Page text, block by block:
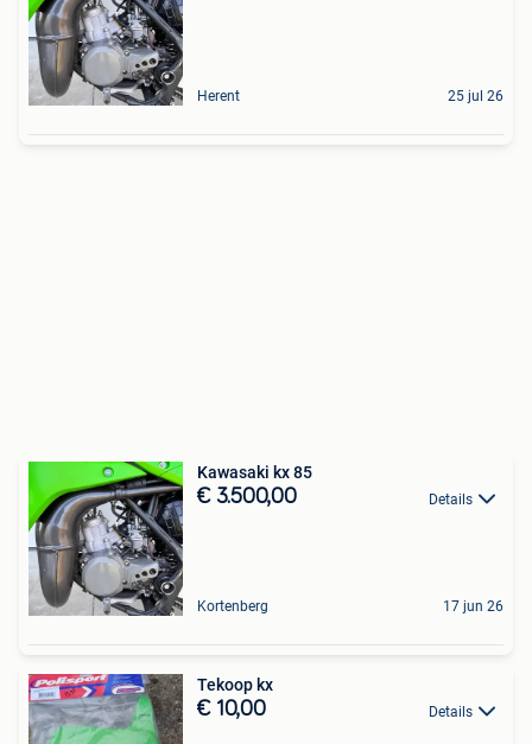
Herent 25 jul 26
Kawasaki kx 85
€ 3.500,00 Details
Kortenberg 17 jun 26
Tekoop kx
€ 10,00 Details